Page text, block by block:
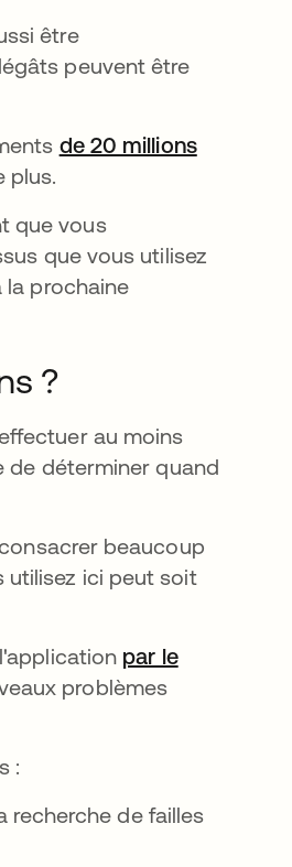
être
peuvent être
de 20 millions
plus.
que vous
que vous utilisez
prochaine
?
au moins
de déterminer quand
beaucoup
utilisez ici peut soit
par le
problèmes
:
recherche de failles